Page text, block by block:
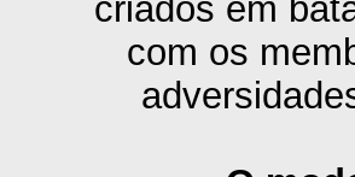
criados em
com os